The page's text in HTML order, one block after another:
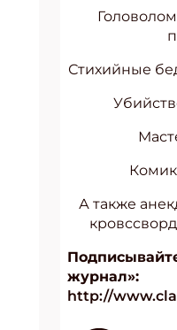
Стихийные
А также
журнал»:
http://